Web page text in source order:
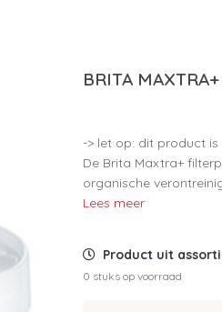
BRITA
-> let op: dit product
De Brita Maxtra+
organische
Lees meer
Product uit
0 stuks op voorraad